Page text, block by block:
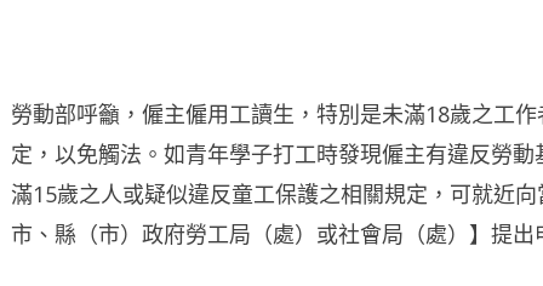
勞動部呼籲，僱主僱用工讀生，特別是未滿18歲之工
定，以免觸法。如青年學子打工時發現僱主有違反勞
滿15歲之人或疑似違反童工保護之相關規定，可就近
市、縣（市）政府勞工局（處）或社會局（處）】提